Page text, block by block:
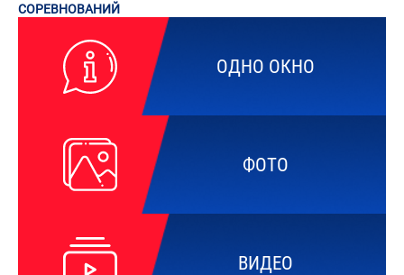
ОДНО ОКНО
ФОТО
ВИДЕО
СОРЕВНОВАНИЙ